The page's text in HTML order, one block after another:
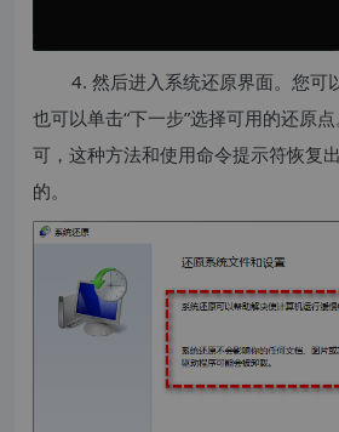
4. 然后进入系统还原界面。您可
也可以单击“下一步”选择可用的还原
可，这种方法和使用命令提示符恢复
的。